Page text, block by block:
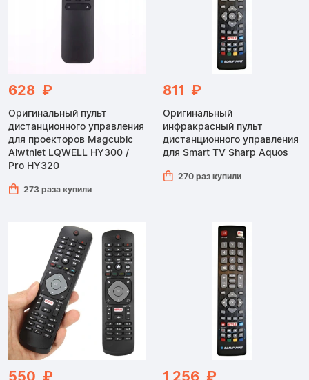
628 ₽
Оригинальный пульт
дистанционного управления
для проекторов Magcubic
Alwtniet LQWELL HY300 /
Pro HY320
273 раза купили
811 ₽
Оригинальный
инфракрасный пульт
дистанционного управления
для Smart TV Sharp Aquos
270 раз купили
550 ₽ 1 256 ₽